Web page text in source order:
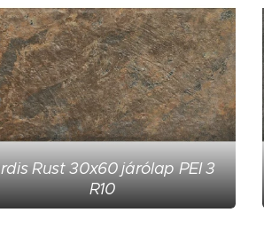
Rust 30x60 járólap PEI 3
R10